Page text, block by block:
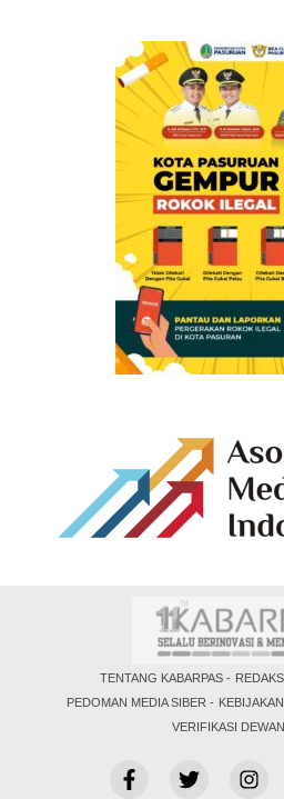
TENTANG KABARPAS
PEDOMAN MEDIA SIBER
VERIFIKASI